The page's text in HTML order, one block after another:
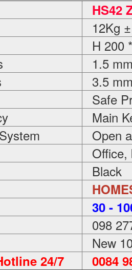
HS42
12Kg
H 200
1.5
3.5
Safe
Main
Open
Office,
Black
30 -
098
New
24/7 0084